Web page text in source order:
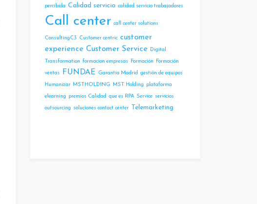
percibida Calidad servicio calidad servicio trabajadores
Call center call center solutions
ConsultingC3 Customer centric customer
experience Customer Service Digital
Transformation formacion empresas Formación Formación
ventas FUNDAE Garantía Madrid gestión de equipos
Humanizar MSTHOLDING MST Holding plataforma
elearning premios Calidad que es RPA Service servicios
outsourcing soluciones contact center Telemarketing